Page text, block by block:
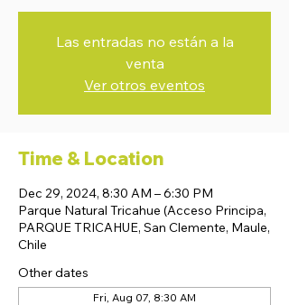
Las entradas no están a la
venta
Ver otros eventos
Time & Location
Dec 29, 2024, 8:30 AM – 6:30 PM
Parque Natural Tricahue (Acceso Principa,
PARQUE TRICAHUE, San Clemente, Maule,
Chile
Other dates
Fri, Aug 07, 8:30 AM